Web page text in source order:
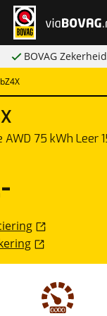
BOVAG Zekerheid
bZ4X
75 kWh Leer